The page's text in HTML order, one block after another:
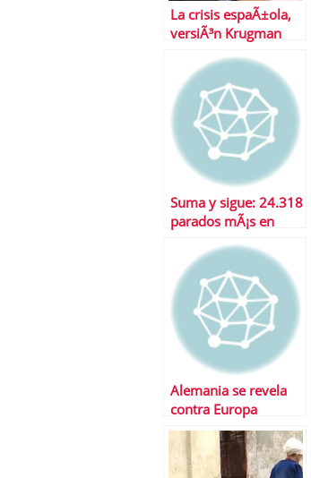
La crisis espaÃ±ola,
versiÃ³n Krugman
Suma y sigue: 24.318
parados mÃ¡s en
Alemania se revela
contra Europa